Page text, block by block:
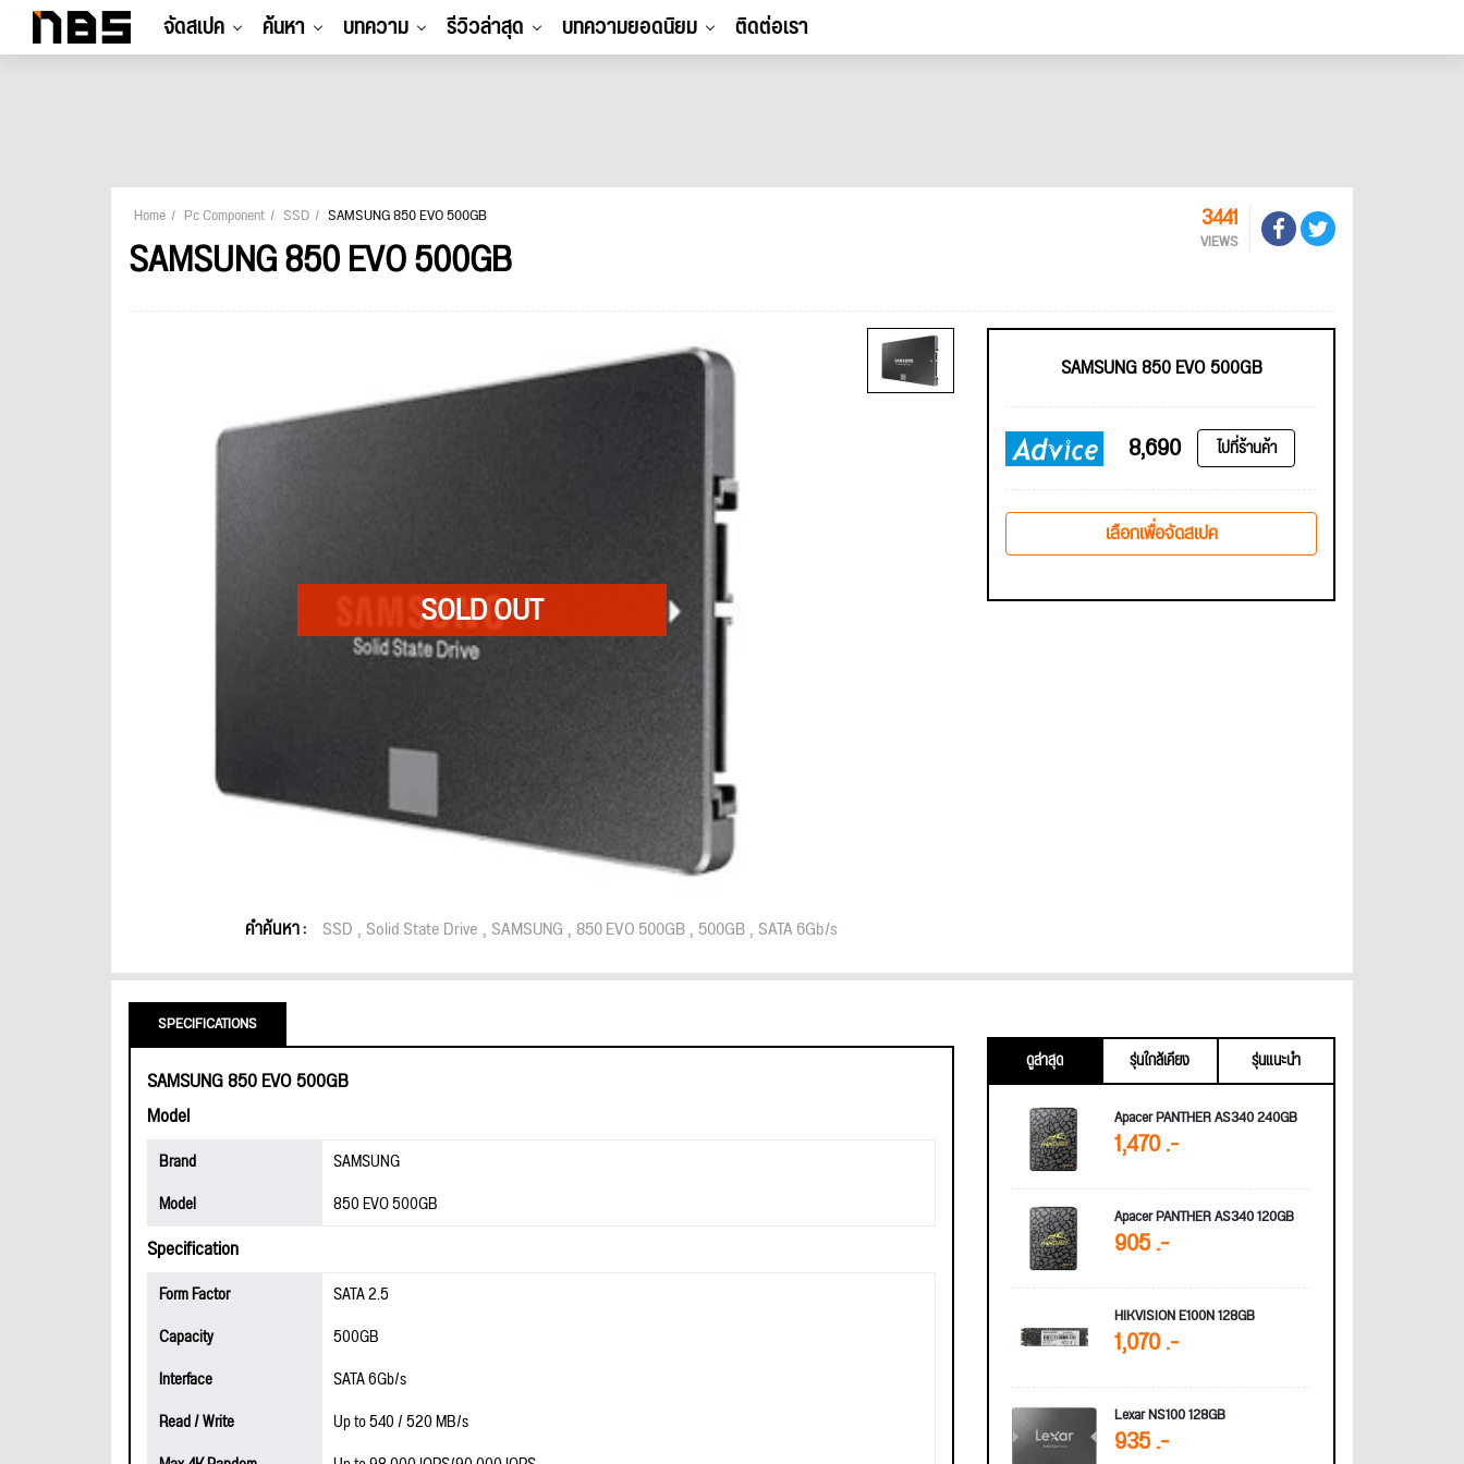
จัดสเปค ค้นหา บทความ รีวิวล่าสุด บทความยอดนิยม ติดต่อเรา
Home Pc Component SSD SAMSUNG 850 EVO 500GB
SAMSUNG 850 EVO 500GB
3441
VIEWS
คำค้นหา : SSD Solid State Drive SAMSUNG 850 EVO 500GB 500GB SATA 6Gb/s
SAMSUNG 850 EVO 500GB
8,690 ไปที่ร้านค้า
เลือกเพื่อจัดสเปค
SPECIFICATIONS
SAMSUNG 850 EVO 500GB
Model
Brand
SAMSUNG
Model
850 EVO 500GB
Specification
Form Factor
SATA 2.5
Capacity
500GB
Interface
SATA 6Gb/s
Read / Write
Up to 540 / 520 MB/s
ดูล่าสุด รุ่นใกล้เคียง
รุ่นแนะนำ
Apacer PANTHER AS340 240GB
1,470 .-
Apacer PANTHER AS340 120GB
905 .-
HIKVISION E100N 128GB
1,070 .-
Lexar NS100 128GB
935 .-